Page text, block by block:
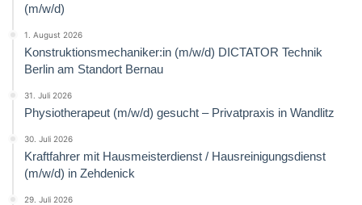
(m/w/d)
1. August 2026
Konstruktionsmechaniker:in (m/w/d) DICTATOR Technik
Berlin am Standort Bernau
31. Juli 2026
Physiotherapeut (m/w/d) gesucht – Privatpraxis in Wandlitz
30. Juli 2026
Kraftfahrer mit Hausmeisterdienst / Hausreinigungsdienst
(m/w/d) in Zehdenick
29. Juli 2026